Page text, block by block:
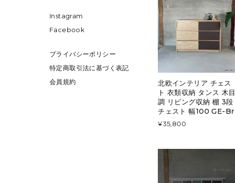
Instagram
Facebook
プライバシーポリシー
特定商取引法に基づく表記
会員規約
北欧インテリア チェス
ト 衣類収納 タンス 木目
調 リビング収納 棚 3段
チェスト 幅100 GE-Br
¥35,800